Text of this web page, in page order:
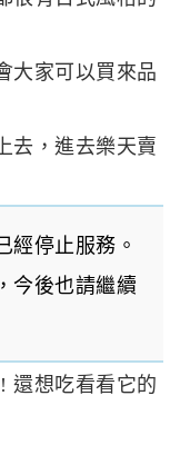
大家可以買來品
去，進去樂天賣
經停止服務。
今後也請繼續
還想吃看看它的